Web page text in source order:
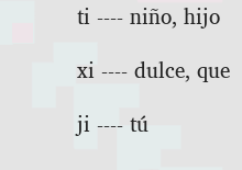
ti ‑‑‑‑ niño, hijo
xi ‑‑‑‑ dulce, que
ji ‑‑‑‑ tú